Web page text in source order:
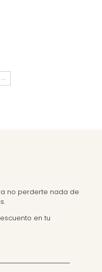
→
no perderte nada de
en tu